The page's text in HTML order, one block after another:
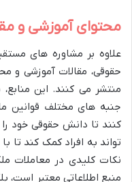
محتوای آموزشی و
علاوه بر مشاوره های
حقوقی، مقالات آموزشی و
منتشر می کنند. این
جنبه های مختلف قوانین
کنند تا دانش حقوقی خود
تواند به افراد کمک کند تا
نکات کلیدی در معاملات
منبع اطلاعاتی معتبر است،